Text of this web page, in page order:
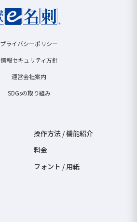
プライバシーポリシー
情報セキュリティ方針
運営会社案内
SDGsの取り組み
操作方法 / 機能紹介
料金
フォント / 用紙